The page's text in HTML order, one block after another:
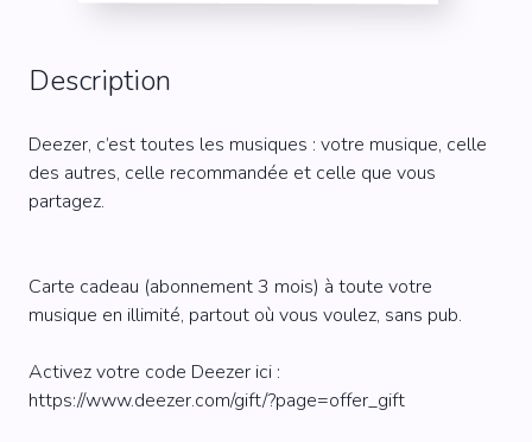
Description
Deezer, c’est toutes les musiques : votre musique, celle
des autres, celle recommandée et celle que vous
partagez.
Carte cadeau (abonnement 3 mois) à toute votre
musique en illimité, partout où vous voulez, sans pub.
Activez votre code Deezer ici :
https://www.deezer.com/gift/?page=offer_gift